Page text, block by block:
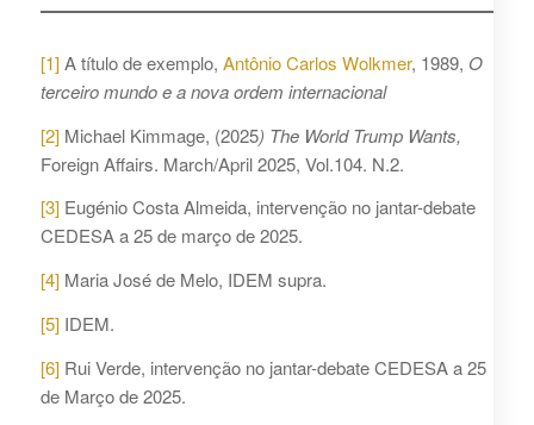
[1]A título de exemplo, Antônio Carlos Wolkmer, 1989, O
terceiro mundo e a nova ordem internacional
[2]Michael Kimmage, (2025) The World Trump Wants,
Foreign Affairs. March/April 2025, Vol.104. N.2.
[3]Eugénio Costa Almeida, intervenção no jantar-debate
CEDESA a 25 de março de 2025.
[4]Maria José de Melo, IDEM supra.
[5]IDEM.
[6]Rui Verde, intervenção no jantar-debate CEDESA a 25
de Março de 2025.